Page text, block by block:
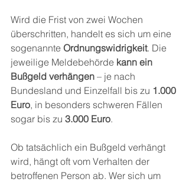
Wird die Frist von zwei Wochen
überschritten, handelt es sich um eine
sogenannte Ordnungswidrigkeit. Die
jeweilige Meldebehörde kann ein
Bußgeld verhängen – je nach
Bundesland und Einzelfall bis zu 1.000
Euro, in besonders schweren Fällen
sogar bis zu 3.000 Euro.
Ob tatsächlich ein Bußgeld verhängt
wird, hängt oft vom Verhalten der
betroffenen Person ab. Wer sich um